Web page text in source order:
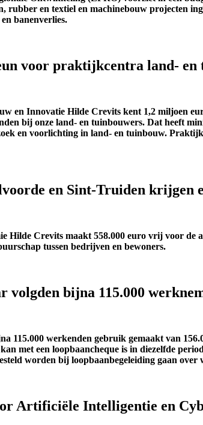
rubber en textiel en machinebouw projecten
banenverlies.
voor praktijkcentra land-
en Innovatie Hilde Crevits kent 1,2 miljoen
bij onze land- en tuinbouwers. Dat heeft
en voorlichting in land- en tuinbouw.
en Sint-Truiden krijgen
Hilde Crevits maakt 558.000 euro vrij voor de
tussen bedrijven en bewoners.
volgden bijna 115.000
115.000 werkenden gebruik gemaakt van
met een loopbaancheque is in diezelfde
worden bij loopbaanbegeleiding gaan
Artificiële Intelligentie en